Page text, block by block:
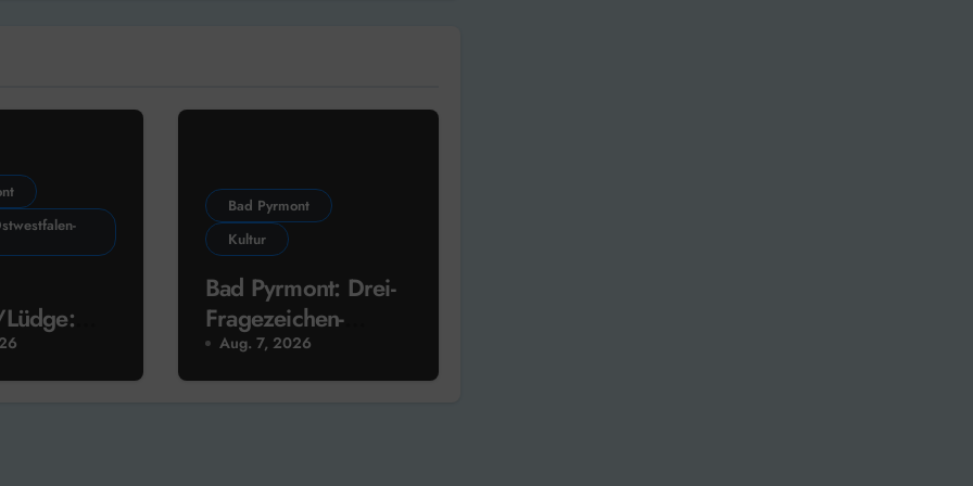
Bad Pyrmont
Kultur
Bad Pyrmont: Drei-
Fragezeichen-
Sprecher liest heute
im Schlosshof
Aug. 7, 2026